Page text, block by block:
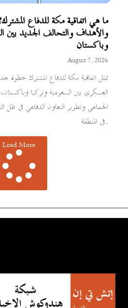
ما هي اتفاقية مكة للدفاع
والأهداف والتحالف الجديد بين
وباكستان
August 7, 2026
تمثل اتفاقية مكة للدفاع المشترك خطوة
العسكري بين السعودية وتركيا
الجماعي وتطوير التعاون الدفاعي في ظل
في المنطقة.
Load More